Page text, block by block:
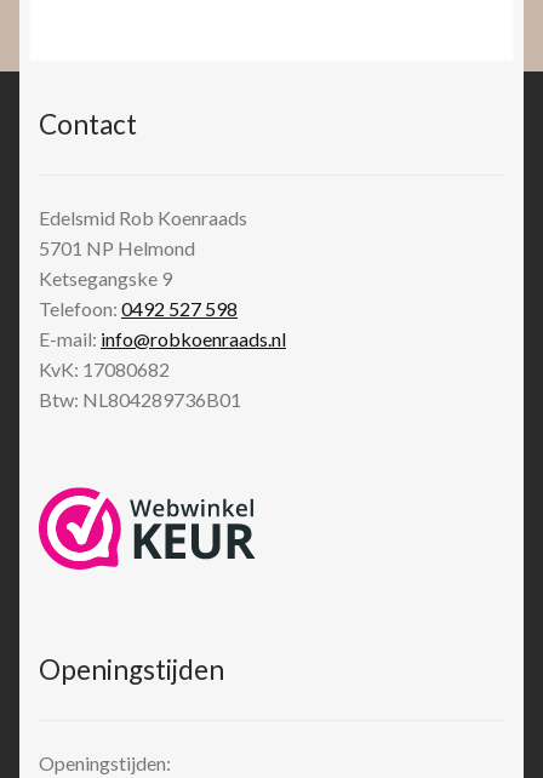
Contact
Edelsmid Rob Koenraads
5701 NP Helmond
Ketsegangske 9
Telefoon: 0492 527 598
E-mail: info@robkoenraads.nl
KvK: 17080682
Btw: NL804289736B01
Openingstijden
Openingstijden: